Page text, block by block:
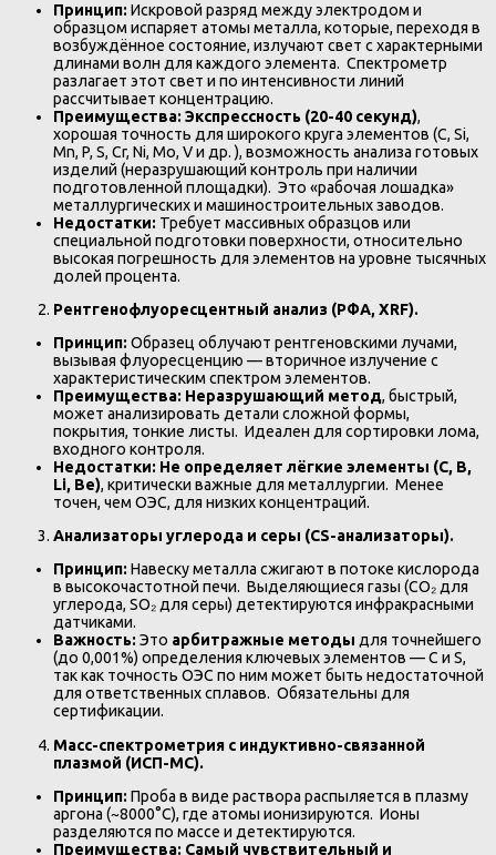
Принцип:Искровой разряд между электродом и
образцом испаряет атомы металла, которые, переходя в
возбуждённое состояние, излучают свет с характерными
длинами волн для каждого элемента. Спектрометр
разлагает этот свет и по интенсивности линий
рассчитывает концентрацию.
Преимущества:Экспрессность (20-40 секунд),
хорошая точность для широкого круга элементов (C, Si,
Mn, P, S, Cr, Ni, Mo, V и др. ), возможность анализа готовых
изделий (неразрушающий контроль при наличии
подготовленной площадки). Это «рабочая лошадка»
металлургических и машиностроительных заводов.
Недостатки: Требует массивных образцов или
специальной подготовки поверхности, относительно
высокая погрешность для элементов на уровне тысячных
долей процента.
Рентгенофлуоресцентный анализ (РФА, XRF).
Принцип:Образец облучают рентгеновскими лучами,
вызывая флуоресценцию — вторичное излучение с
характеристическим спектром элементов.
Преимущества: Неразрушающий метод, быстрый,
может анализировать детали сложной формы,
покрытия, тонкие листы. Идеален для сортировки лома,
входного контроля.
Недостатки: Не определяет лёгкие элементы (C, B,
Li, Be), критически важные для металлургии. Менее
точен, чем ОЭС, для низких концентраций.
Анализаторы углерода и серы (CS-анализаторы).
Принцип:Навеску металла сжигают в потоке кислорода
в высокочастотной печи. Выделяющиеся газы (CO₂ для
углерода, SO₂ для серы) детектируются инфракрасными
датчиками.
Важность:Это арбитражные методы для точнейшего
(до 0,001%) определения ключевых элементов — C и S,
так как точность ОЭС по ним может быть недостаточной
для ответственных сплавов. Обязательны для
сертификации.
Масс-спектрометрия с индуктивно-связанной
плазмой (ИСП-МС).
Принцип:Проба в виде раствора распыляется в плазму
аргона (~8000°C), где атомы ионизируются. Ионы
разделяются по массе и детектируются.
Преимущества: Самый чувствительный и